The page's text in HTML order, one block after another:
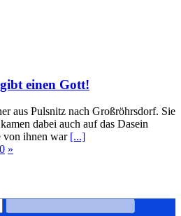
einen Gott!
aus Pulsnitz nach Großröhrsdorf. Sie
dabei auch auf das Dasein
von ihnen war [...]
»